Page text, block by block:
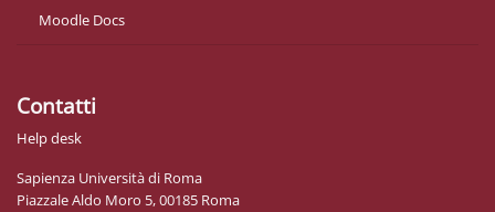
Moodle Docs
Contatti
Help desk
Sapienza Università di Roma
Piazzale Aldo Moro 5, 00185 Roma